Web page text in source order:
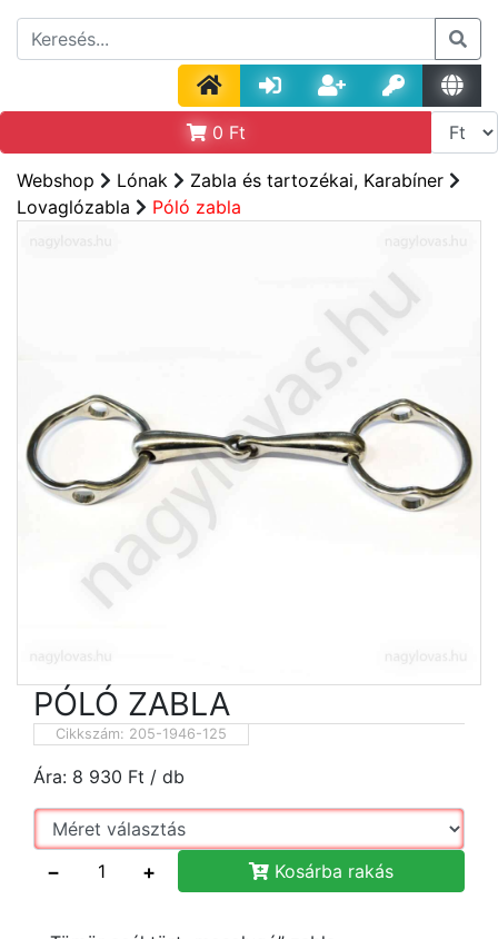
0 Ft
Webshop Lónak
Zabla és tartozékai, Karabíner
Lovaglózabla
Póló zabla
PÓLÓ ZABLA
Cikkszám: 205-1946-125
Ára: 8 930 Ft / db
− + Kosárba rakás